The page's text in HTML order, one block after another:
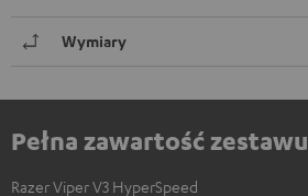
Wymiary
Pełna zawartość zestawu
Razer Viper V3 HyperSpeed